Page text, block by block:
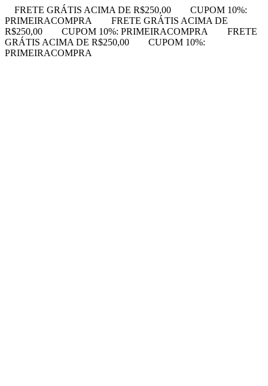
FRETE GRÁTIS ACIMA DE R$250,00
CUPOM 10%:
PRIMEIRACOMPRA
FRETE GRÁTIS ACIMA DE
R$250,00
CUPOM 10%: PRIMEIRACOMPRA
FRETE
GRÁTIS ACIMA DE R$250,00
CUPOM 10%:
PRIMEIRACOMPRA